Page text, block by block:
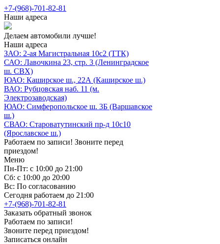
+7-(968)-701-82-81
Наши адреса
Делаем автомобили лучше!
Наши адреса
ЗАО: 2-ая Магистральная 10с2 (ТТК)
САО: Лавочкина 23, стр. 3 (Ленинградское
ш. СВХ)
ЮАО: Каширское ш., 22А (Каширское ш.)
ВАО: Рубцовская наб. 11 (м.
Электрозаводская)
ЮАО: Симферопольское ш. 3Б (Варшавское
ш.)
СВАО: Староватутинский пр-д 10с10
(Ярославское ш.)
Работаем по записи! Звоните перед
приездом!
Меню
Пн-Пт: с 10:00 до 21:00
Сб: с 10:00 до 20:00
Вс: По согласованию
Сегодня работаем до 21:00
+7-(968)-701-82-81
Заказать обратный звонок
Работаем по записи!
Звоните перед приездом!
Записаться онлайн